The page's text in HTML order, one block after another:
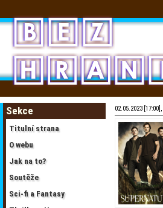
Sekce
Titulní strana
O webu
Jak na to?
Soutěže
Sci-fi a Fantasy
02.05.2023 [17:00],